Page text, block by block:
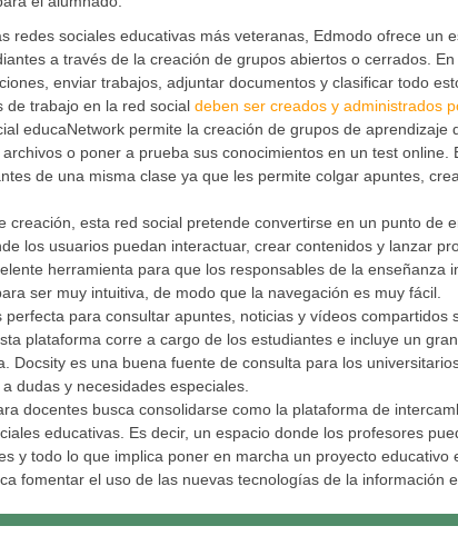
redes sociales educativas más veteranas, Edmodo ofrece un
a través de la creación de grupos abiertos o cerrados.
enviar trabajos, adjuntar documentos y clasificar todo
de trabajo en la red social deben ser creados y administrados
educaNetwork permite la creación de grupos de aprendizaje
o poner a prueba sus conocimientos en un test online.
de una misma clase ya que les permite colgar apuntes,
creación, esta red social pretende convertirse en un punto de
los usuarios puedan interactuar, crear contenidos y lanzar
herramienta para que los responsables de la enseñanza
ser muy intuitiva, de modo que la navegación es muy fácil.
perfecta para consultar apuntes, noticias y vídeos compartidos
plataforma corre a cargo de los estudiantes e incluye un
Docsity es una buena fuente de consulta para los
dudas y necesidades especiales.
docentes busca consolidarse como la plataforma de
educativas. Es decir, un espacio donde los profesores
y todo lo que implica poner en marcha un proyecto
fomentar el uso de las nuevas tecnologías de la información